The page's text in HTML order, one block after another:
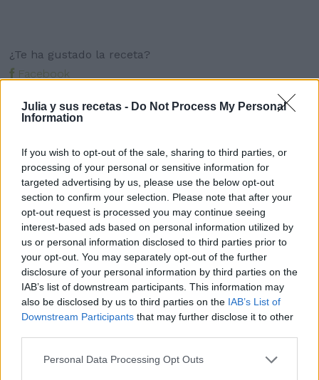
Julia y sus recetas - Do Not Process My Personal
Information
If you wish to opt-out of the sale, sharing to third parties, or
processing of your personal or sensitive information for
targeted advertising by us, please use the below opt-out
section to confirm your selection. Please note that after your
opt-out request is processed you may continue seeing
interest-based ads based on personal information utilized by
us or personal information disclosed to third parties prior to
your opt-out. You may separately opt-out of the further
disclosure of your personal information by third parties on the
IAB’s list of downstream participants. This information may
also be disclosed by us to third parties on the IAB’s List of
Downstream Participants that may further disclose it to other
Personal Data Processing Opt Outs
¿Te ha gustado la receta?
Facebook
Pinea esta receta
Receta guardada en : Helados y sorbetes
Entrada más reciente Entrada antigua